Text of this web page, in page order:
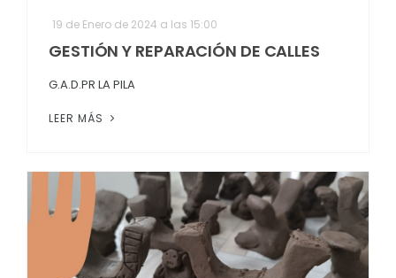
19 de Enero de 2024 a las 15:00
GESTIÓN Y REPARACIÓN DE CALLES
G.A.D.PR LA PILA
LEER MÁS